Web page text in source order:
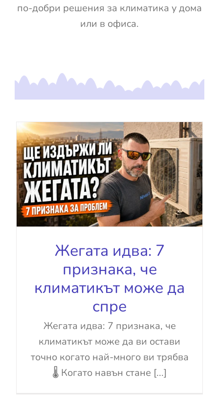
по-добри решения за климатика у дома
или в офиса.
Жегата идва: 7
признака, че
климатикът може да
спре
Жегата идва: 7 признака, че
климатикът може да ви остави
точно когато най-много ви трябва
🌡️ Когато навън стане [...]